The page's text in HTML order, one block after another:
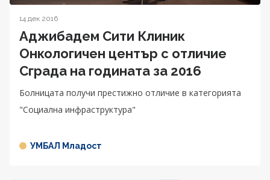
14 дек 2016
Аджибадем Сити Клиник
Онкологичен център с отличие
Сграда на годината за 2016
Болницата получи престижно отличие в категорията
"Социална инфраструктура"
УМБАЛ Младост